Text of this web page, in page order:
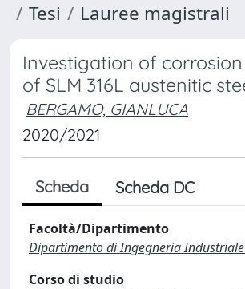
Tesi
Lauree magistrali
Investigation of
of SLM 316L austenitic
BERGAMO, GIANLUCA
2020/2021
Scheda Scheda DC
Facoltà/Dipartimento
Dipartimento di Ingegneria
Corso di studio